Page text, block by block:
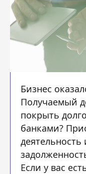
Бизнес
Получаемый
покрыть
банками?
Если у вас